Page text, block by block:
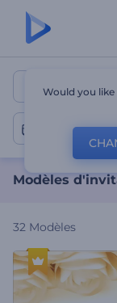
Marriage
Modèles
32 Modèles
Would you